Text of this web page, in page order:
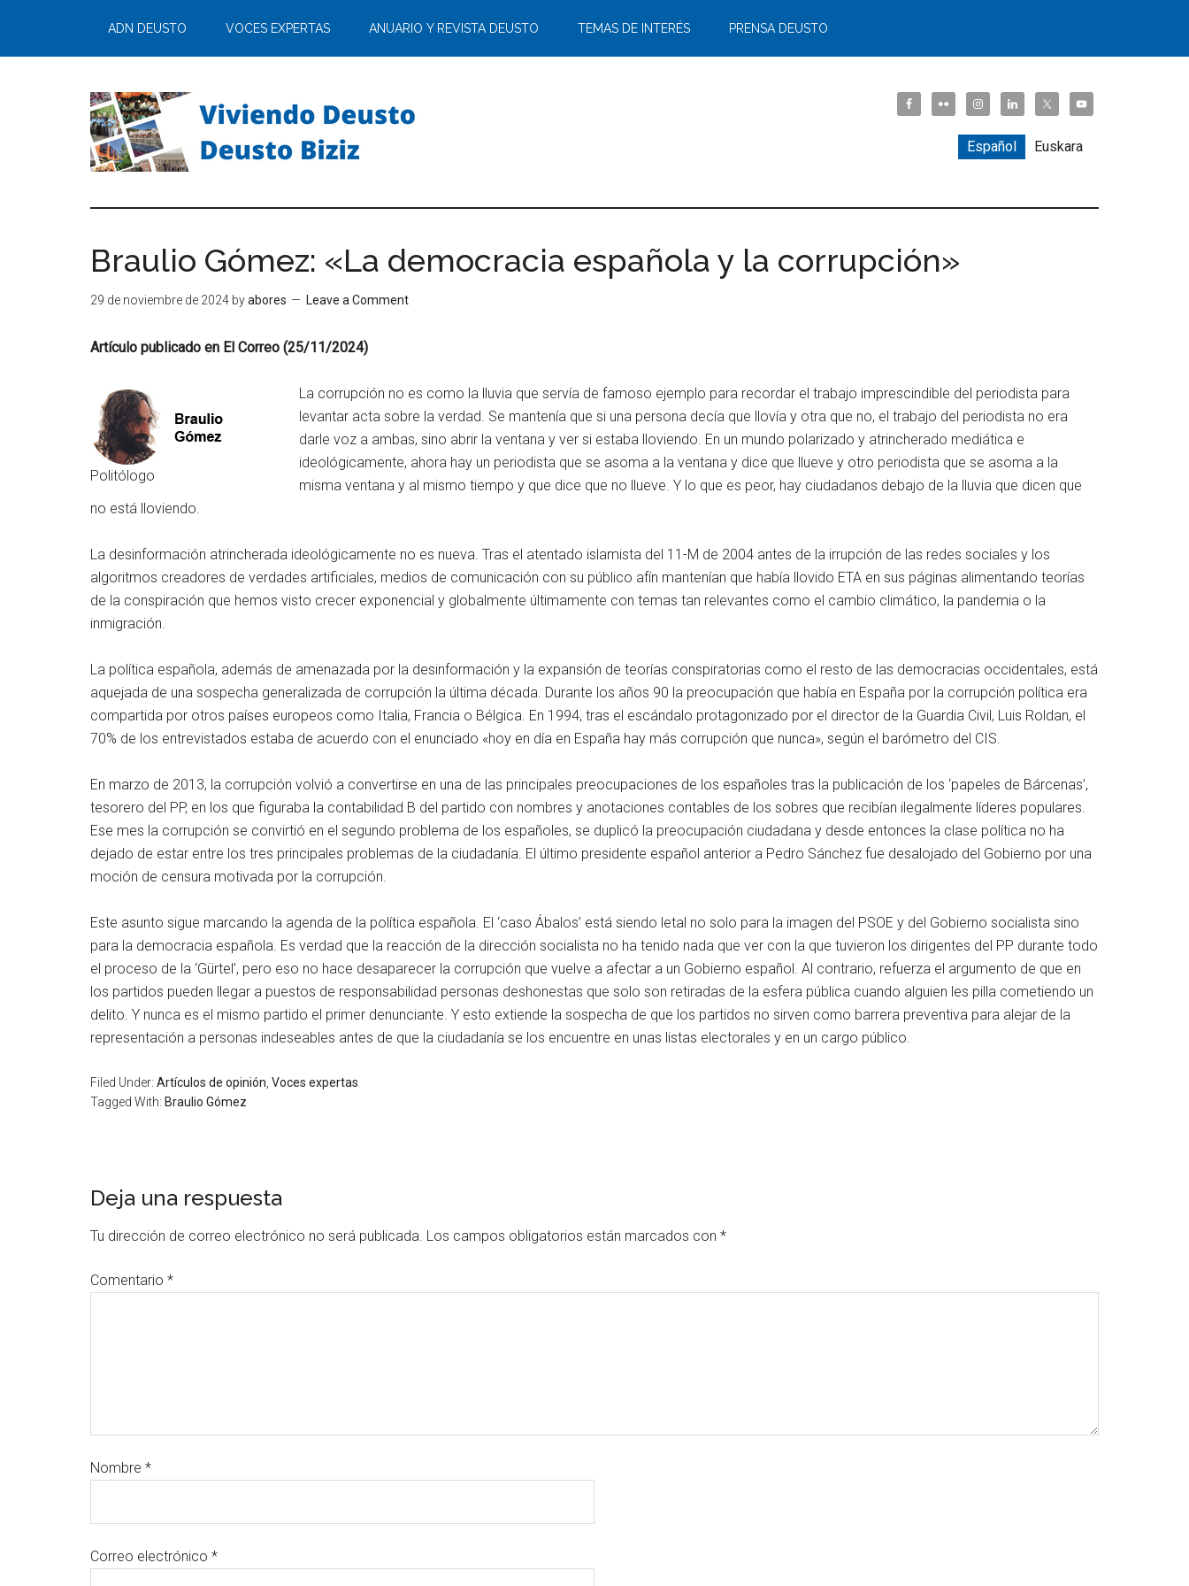
ADN DEUSTO VOCES EXPERTAS ANUARIO Y REVISTA DEUSTO TEMAS DE INTERÉS PRENSA DEUSTO
Español Euskara
Braulio Gómez: «La democracia española y la corrupción»
29 de noviembre de 2024 byabores Leave a Comment
Artículo publicado en El Correo (25/11/2024)
Politólogo
La corrupción no es como la lluvia que servía de famoso ejemplo para recordar el trabajo imprescindible del periodista para
levantar acta sobre la verdad. Se mantenía que si una persona decía que llovía y otra que no, el trabajo del periodista no era
darle voz a ambas, sino abrir la ventana y ver si estaba lloviendo. En un mundo polarizado y atrincherado mediática e
ideológicamente, ahora hay un periodista que se asoma a la ventana y dice que llueve y otro periodista que se asoma a la
misma ventana y al mismo tiempo y que dice que no llueve. Y lo que es peor, hay ciudadanos debajo de la lluvia que dicen que
no está lloviendo.
La desinformación atrincherada ideológicamente no es nueva. Tras el atentado islamista del 11-M de 2004 antes de la irrupción de las redes sociales y los
algoritmos creadores de verdades artificiales, medios de comunicación con su público afín mantenían que había llovido ETA en sus páginas alimentando teorías
de la conspiración que hemos visto crecer exponencial y globalmente últimamente con temas tan relevantes como el cambio climático, la pandemia o la
inmigración.
La política española, además de amenazada por la desinformación y la expansión de teorías conspiratorias como el resto de las democracias occidentales, está
aquejada de una sospecha generalizada de corrupción la última década. Durante los años 90 la preocupación que había en España por la corrupción política era
compartida por otros países europeos como Italia, Francia o Bélgica. En 1994, tras el escándalo protagonizado por el director de la Guardia Civil, Luis Roldan, el
70% de los entrevistados estaba de acuerdo con el enunciado «hoy en día en España hay más corrupción que nunca», según el barómetro del CIS.
En marzo de 2013, la corrupción volvió a convertirse en una de las principales preocupaciones de los españoles tras la publicación de los ‘papeles de Bárcenas’,
tesorero del PP, en los que figuraba la contabilidad B del partido con nombres y anotaciones contables de los sobres que recibían ilegalmente líderes populares.
Ese mes la corrupción se convirtió en el segundo problema de los españoles, se duplicó la preocupación ciudadana y desde entonces la clase política no ha
dejado de estar entre los tres principales problemas de la ciudadanía. El último presidente español anterior a Pedro Sánchez fue desalojado del Gobierno por una
moción de censura motivada por la corrupción.
Este asunto sigue marcando la agenda de la política española. El ‘caso Ábalos’ está siendo letal no solo para la imagen del PSOE y del Gobierno socialista sino
para la democracia española. Es verdad que la reacción de la dirección socialista no ha tenido nada que ver con la que tuvieron los dirigentes del PP durante todo
el proceso de la ‘Gürtel’, pero eso no hace desaparecer la corrupción que vuelve a afectar a un Gobierno español. Al contrario, refuerza el argumento de que en
los partidos pueden llegar a puestos de responsabilidad personas deshonestas que solo son retiradas de la esfera pública cuando alguien les pilla cometiendo un
delito. Y nunca es el mismo partido el primer denunciante. Y esto extiende la sospecha de que los partidos no sirven como barrera preventiva para alejar de la
representación a personas indeseables antes de que la ciudadanía se los encuentre en unas listas electorales y en un cargo público.
Filed Under: Artículos de opinión Voces expertas
Tagged With: Braulio Gómez
Deja una respuesta
Tu dirección de correo electrónico no será publicada. Los campos obligatorios están marcados con *
Comentario *
Nombre *
Correo electrónico *